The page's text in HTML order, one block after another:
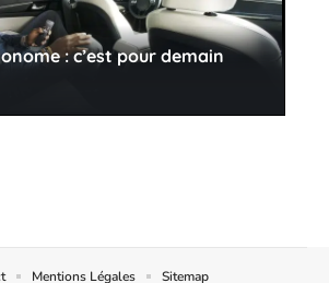
: c’est pour demain
Mentions Légales Sitemap